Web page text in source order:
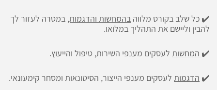
✔️ כל שלב בקורס מלווה בהמחשות והדגמות, במטרה לעזור לך
להבין וליישם את התהליך במלואו.
✔️ המחשות לעסקים מענפי השירות, טיפול והייעוץ.
✔️ הדגמות לעסקים מענפי הייצור, הסיטונאות ומסחר קימעונאי.